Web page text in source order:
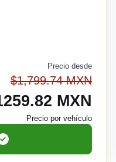
Precio desde
$1,799.74 MXN
MXN
Precio por vehículo